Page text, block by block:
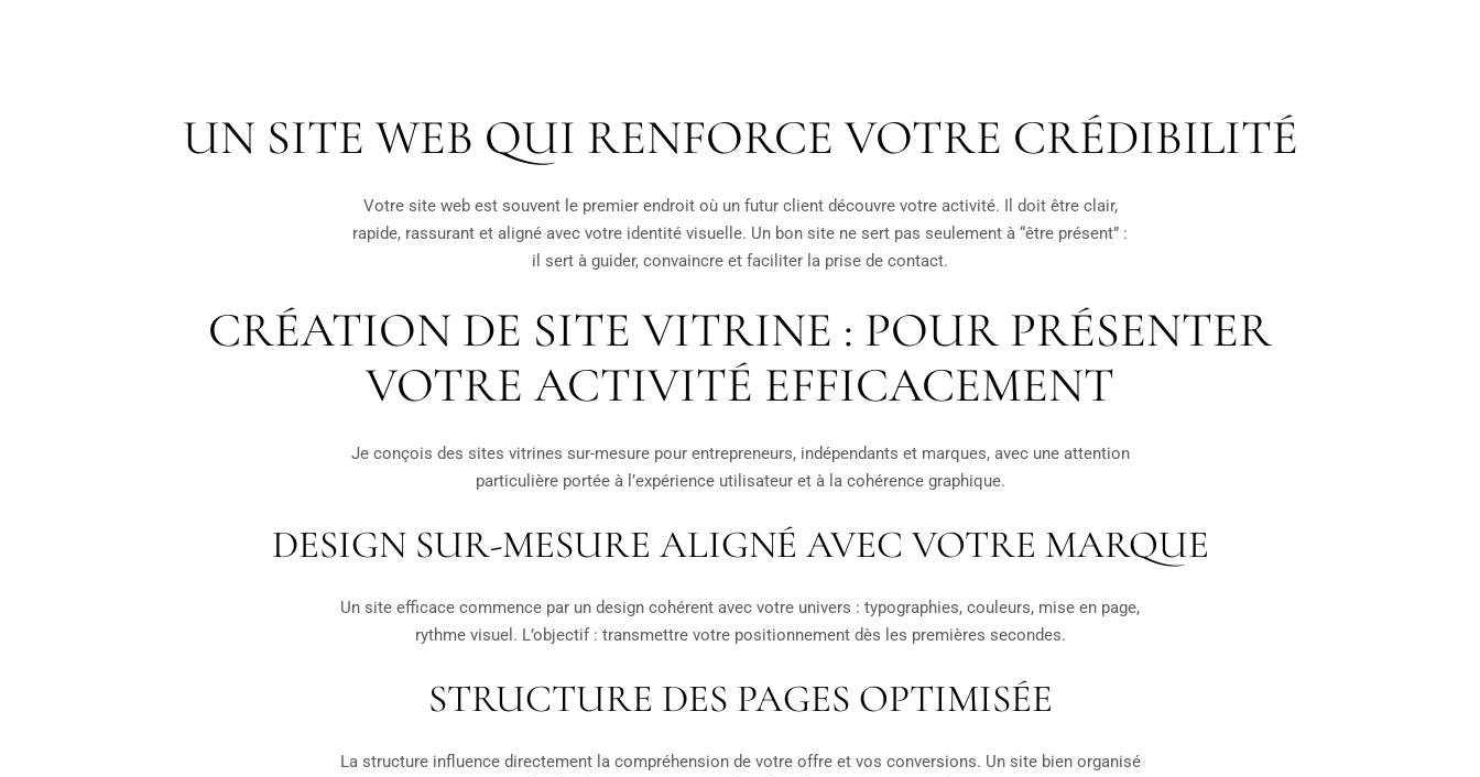
UN SITE WEB QUI RENFORCE VOTRE CRÉDIBILITÉ
Votre site web est souvent le premier endroit où un futur client découvre votre activité. Il doit être clair,
rapide, rassurant et aligné avec votre identité visuelle. Un bon site ne sert pas seulement à “être présent” :
il sert à guider, convaincre et faciliter la prise de contact.
CRÉATION DE SITE VITRINE : POUR PRÉSENTER
VOTRE ACTIVITÉ EFFICACEMENT
Je conçois des sites vitrines sur-mesure pour entrepreneurs, indépendants et marques, avec une attention
particulière portée à l’expérience utilisateur et à la cohérence graphique.
DESIGN SUR-MESURE ALIGNÉ AVEC VOTRE MARQUE
Un site efficace commence par un design cohérent avec votre univers : typographies, couleurs, mise en page,
rythme visuel. L’objectif : transmettre votre positionnement dès les premières secondes.
STRUCTURE DES PAGES OPTIMISÉE
La structure influence directement la compréhension de votre offre et vos conversions. Un site bien organisé